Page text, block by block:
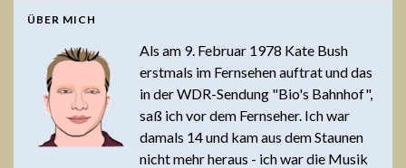
ÜBER MICH
Als am 9. Februar 1978 Kate Bush
erstmals im Fernsehen auftrat und das
in der WDR-Sendung "Bio's Bahnhof",
saß ich vor dem Fernseher. Ich war
damals 14 und kam aus dem Staunen
nicht mehr heraus - ich war die Musik